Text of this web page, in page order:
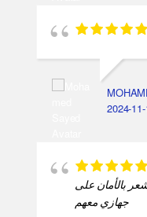
2024-11-
بالأمان على
جهازي معهم